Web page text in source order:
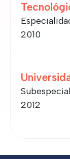
2010
2012